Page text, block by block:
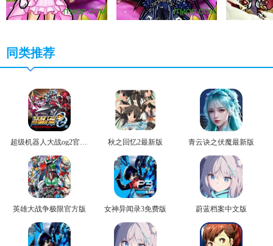
同类推荐
超级机器人大战og2官方版 秋之回忆2最新版 青云诀之伏魔最新版
英雄大战争极限官方版 女神异闻录3免费版 蔚蓝档案中文版